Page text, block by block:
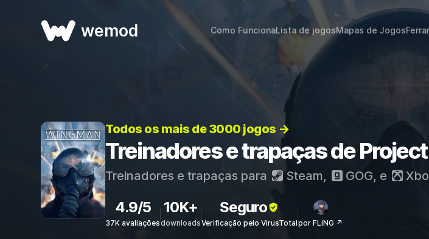
wemod Como FuncionaLista de jogosMapas de Jogos
Todos os mais de 3000 jogos →
Treinadores e trapaças de
Treinadores e trapaças para Steam, GOG, e
4.9/5
37K avaliações
10K+
downloads
Seguro
Verificação pelo VirusTotalpor FLiNG ↗